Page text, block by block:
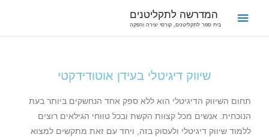
המדרשה לתקליטנים
בית ספר לתקליטנים, קורסי יצירה והפקה
שיווק דיגיטלי בעידן אוטודידקטי
תחום השיווק הדיגיטלי הוא ללא ספק אחד הנחשקים ביותר בעת
הנוכחית. אנשים מכל קצוות הקשת ובכל טווחי הגילאים רוצים
ללמוד שיווק דיגיטלי ולעסוק בזה, ויחד עם זאת מתקשים למצוא